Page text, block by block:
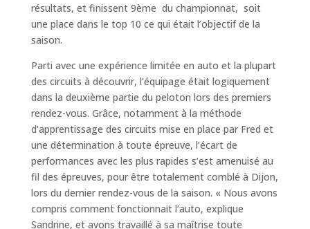
résultats, et finissent 9ème du championnat, soit
une place dans le top 10 ce qui était l’objectif de la
saison.
Parti avec une expérience limitée en auto et la plupart
des circuits à découvrir, l’équipage était logiquement
dans la deuxième partie du peloton lors des premiers
rendez-vous. Grâce, notamment à la méthode
d’apprentissage des circuits mise en place par Fred et
une détermination à toute épreuve, l’écart de
performances avec les plus rapides s’est amenuisé au
fil des épreuves, pour être totalement comblé à Dijon,
lors du dernier rendez-vous de la saison. « Nous avons
compris comment fonctionnait l’auto, explique
Sandrine, et avons travaillé à sa maîtrise toute